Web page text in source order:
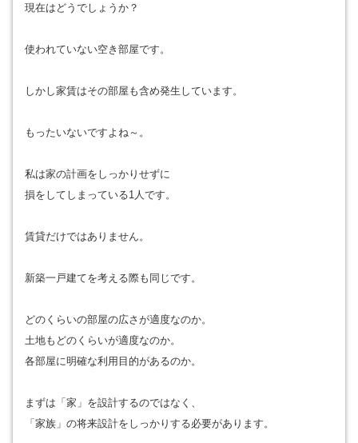
現在はどうでしょうか？
使われていない空き部屋です。
しかし家賃はその部屋も含め発生しています。
もったいないですよね～。
私は家の計画をしっかりせずに
損をしてしまっている1人です。
賃貸だけではありません。
新築一戸建てを考える際も同じです。
どのくらいの部屋の広さが適度なのか。
土地もどのくらいが適度なのか。
各部屋に明確な利用目的があるのか。
まずは「家」を設計するのではなく、
「家族」の将来設計をしっかりする必要があります。